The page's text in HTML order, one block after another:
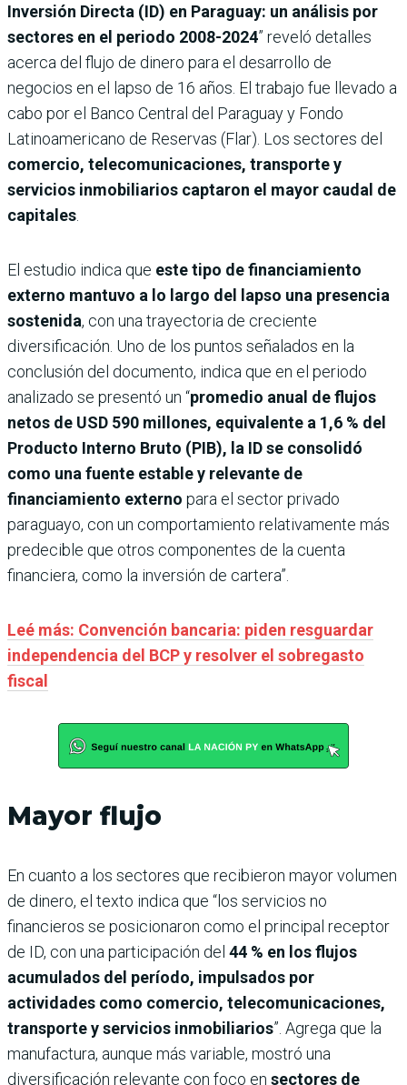
Inversión Directa (ID) en Paraguay: un análisis por
sectores en el periodo 2008-2024” reveló detalles
acerca del flujo de dinero para el desarrollo de
negocios en el lapso de 16 años. El trabajo fue llevado a
cabo por el Banco Central del Paraguay y Fondo
Latinoamericano de Reservas (Flar). Los sectores del
comercio, telecomunicaciones, transporte y
servicios inmobiliarios captaron el mayor caudal de
capitales
El estudio indica que este tipo de financiamiento
externo mantuvo a lo largo del lapso una presencia
sostenida, con una trayectoria de creciente
diversificación. Uno de los puntos señalados en la
conclusión del documento, indica que en el periodo
analizado se presentó un “promedio anual de flujos
netos de USD 590 millones, equivalente a 1,6 % del
Producto Interno Bruto (PIB), la ID se consolidó
como una fuente estable y relevante de
financiamiento externo para el sector privado
paraguayo, con un comportamiento relativamente más
predecible que otros componentes de la cuenta
financiera, como la inversión de cartera”.
Leé más: Convención bancaria: piden resguardar
independencia del BCP y resolver el sobregasto
fiscal
Mayor flujo
En cuanto a los sectores que recibieron mayor volumen
de dinero, el texto indica que “los servicios no
financieros se posicionaron como el principal receptor
de ID, con una participación del 44 % en los flujos
acumulados del período, impulsados por
actividades como comercio, telecomunicaciones,
transporte y servicios inmobiliarios”. Agrega que la
manufactura, aunque más variable, mostró una
diversificación relevante con foco en sectores de